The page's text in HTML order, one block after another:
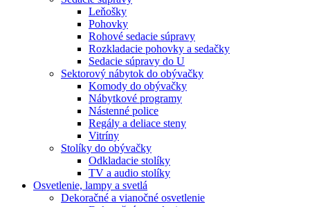
Leňošky
Pohovky
Rohové sedacie súpravy
Rozkladacie pohovky a sedačky
Sedacie súpravy do U
Sektorový nábytok do obývačky
Komody do obývačky
Nábytkové programy
Nástenné police
Regály a deliace steny
Vitríny
Stolíky do obývačky
Odkladacie stolíky
TV a audio stolíky
Osvetlenie, lampy a svetlá
Dekoračné a vianočné osvetlenie